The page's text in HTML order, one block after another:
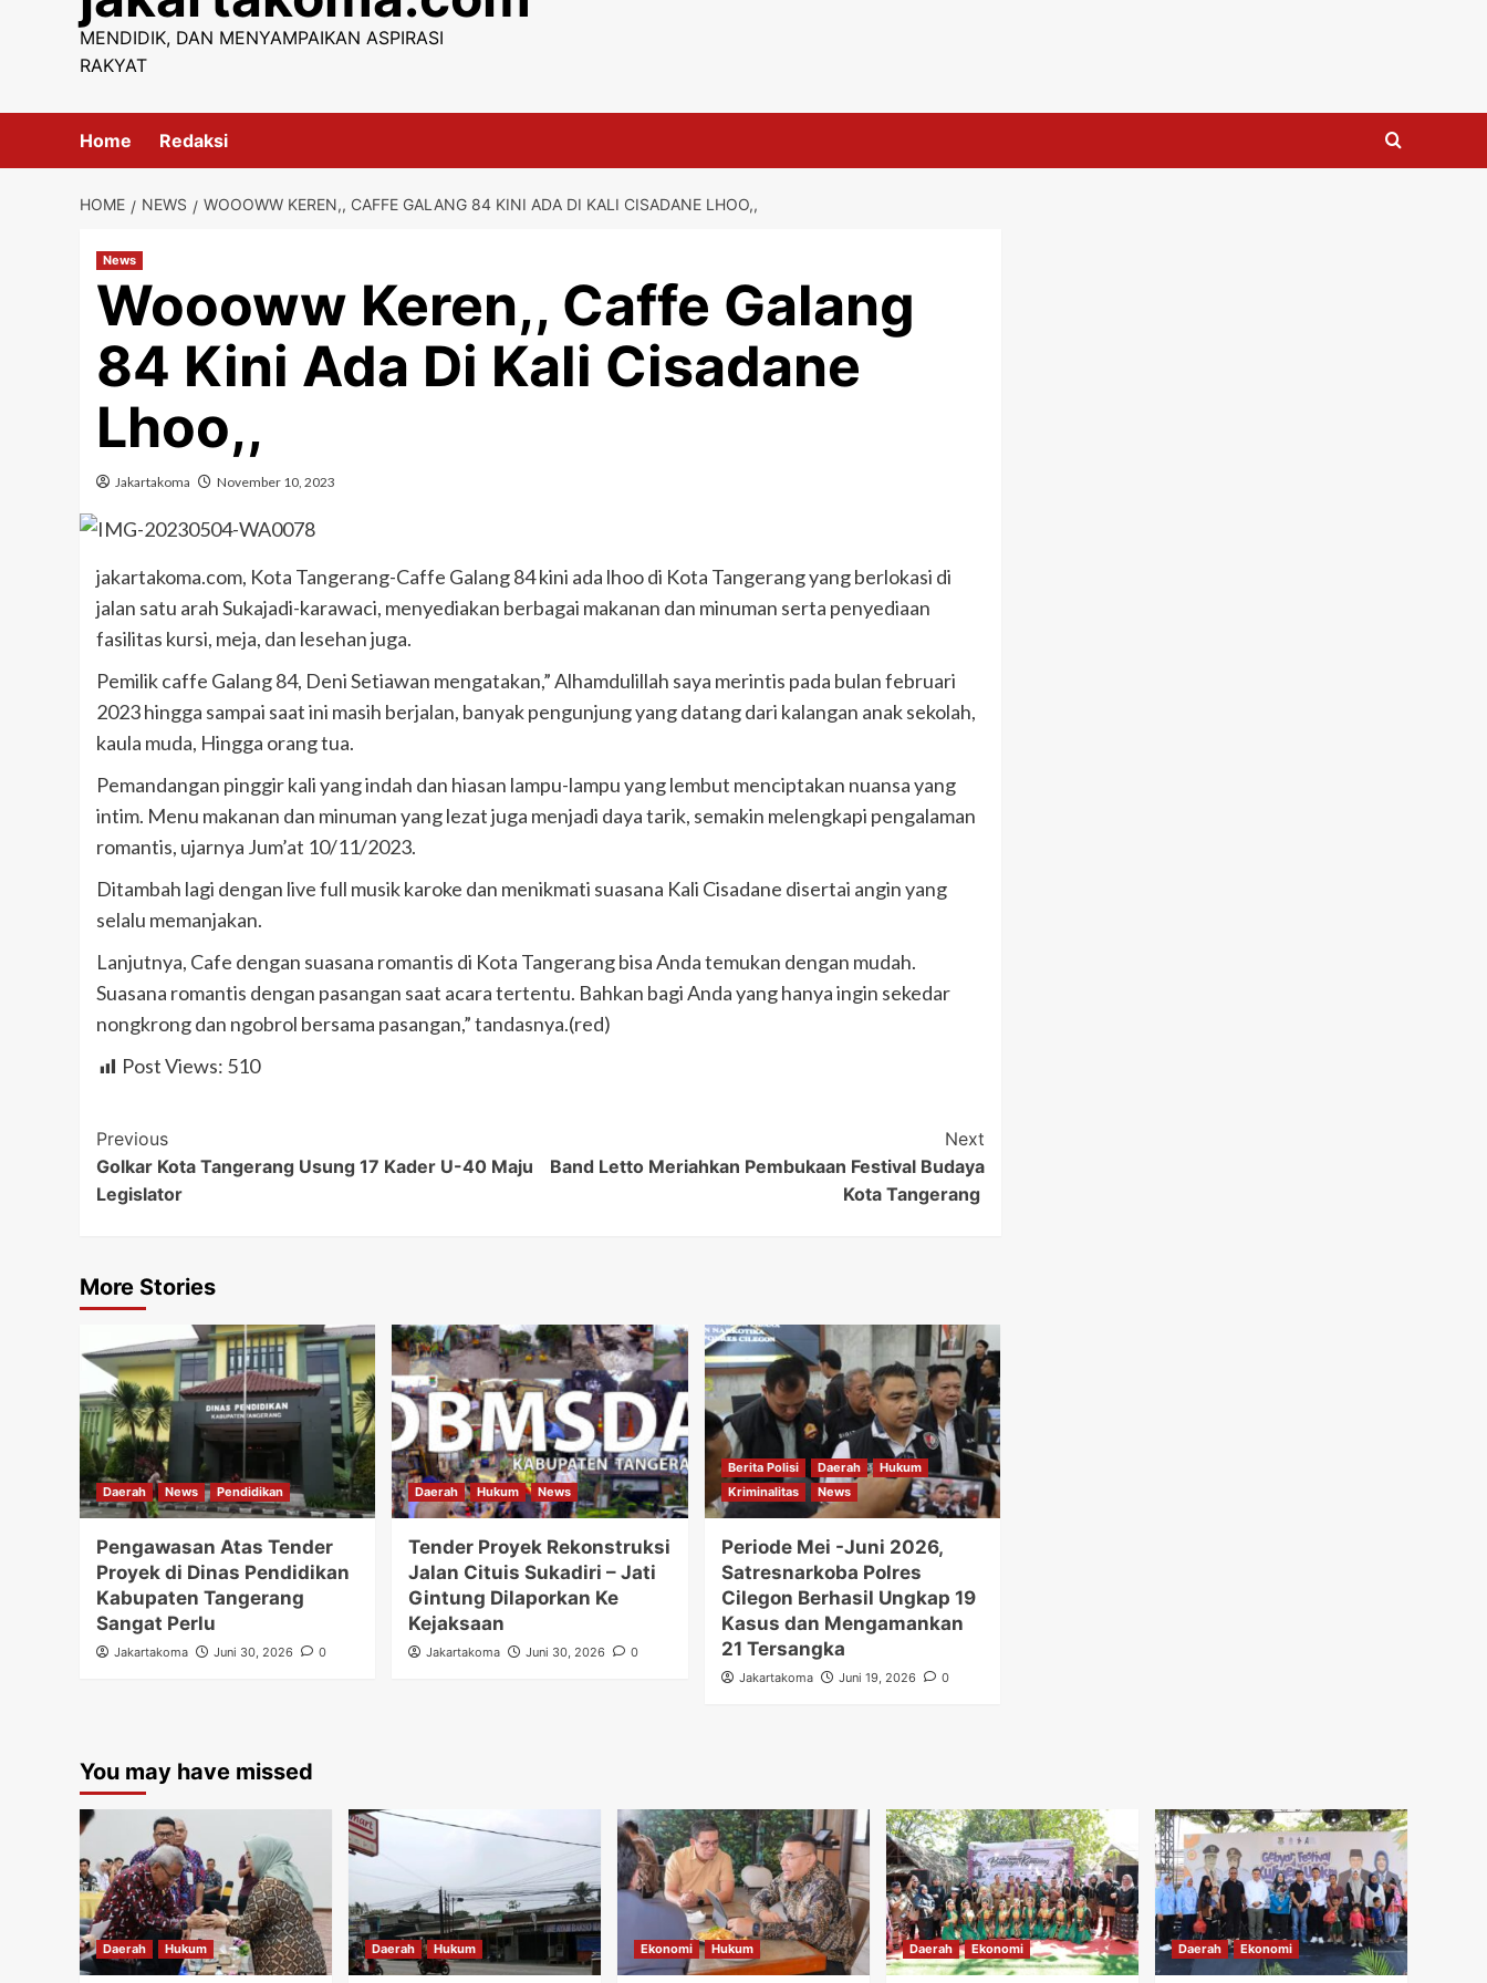
MENDIDIK, DAN MENYAMPAIKAN ASPIRASI
RAKYAT
Home Redaksi
HOME NEWS WOOOWW KEREN,, CAFFE GALANG 84 KINI ADA DI KALI CISADANE LHOO,,
News
Woooww Keren,, Caffe Galang
84 Kini Ada Di Kali Cisadane
Lhoo,,
Jakartakoma November 10, 2023
jakartakoma.com, Kota Tangerang-Caffe Galang 84 kini ada lhoo di Kota Tangerang yang berlokasi di
jalan satu arah Sukajadi-karawaci, menyediakan berbagai makanan dan minuman serta penyediaan
fasilitas kursi, meja, dan lesehan juga.
Pemilik caffe Galang 84, Deni Setiawan mengatakan,” Alhamdulillah saya merintis pada bulan februari
2023 hingga sampai saat ini masih berjalan, banyak pengunjung yang datang dari kalangan anak sekolah,
kaula muda, Hingga orang tua.
Pemandangan pinggir kali yang indah dan hiasan lampu-lampu yang lembut menciptakan nuansa yang
intim. Menu makanan dan minuman yang lezat juga menjadi daya tarik, semakin melengkapi pengalaman
romantis, ujarnya Jum’at 10/11/2023.
Ditambah lagi dengan live full musik karoke dan menikmati suasana Kali Cisadane disertai angin yang
selalu memanjakan.
Lanjutnya, Cafe dengan suasana romantis di Kota Tangerang bisa Anda temukan dengan mudah.
Suasana romantis dengan pasangan saat acara tertentu. Bahkan bagi Anda yang hanya ingin sekedar
nongkrong dan ngobrol bersama pasangan,” tandasnya.(red)
Post Views: 510
Post
Navigation
Previous
Golkar Kota Tangerang Usung 17 Kader U-40 Maju
Legislator
Next
Band Letto Meriahkan Pembukaan Festival Budaya
Kota Tangerang
More Stories
Daerah News Pendidikan
Pengawasan Atas Tender
Proyek di Dinas Pendidikan
Kabupaten Tangerang
Sangat Perlu
Jakartakoma Juni 30, 2026 0
Daerah Hukum News
Tender Proyek Rekonstruksi
Jalan Cituis Sukadiri – Jati
Gintung Dilaporkan Ke
Kejaksaan
Jakartakoma Juni 30, 2026 0
Berita Polisi Daerah
Hukum
Kriminalitas
News
Periode Mei -Juni 2026,
Satresnarkoba Polres
Cilegon Berhasil Ungkap 19
Kasus dan Mengamankan
21 Tersangka
Jakartakoma Juni 19, 2026 0
You may have missed
Daerah Hukum Daerah Hukum Ekonomi Hukum Daerah Ekonomi Daerah Ekonomi